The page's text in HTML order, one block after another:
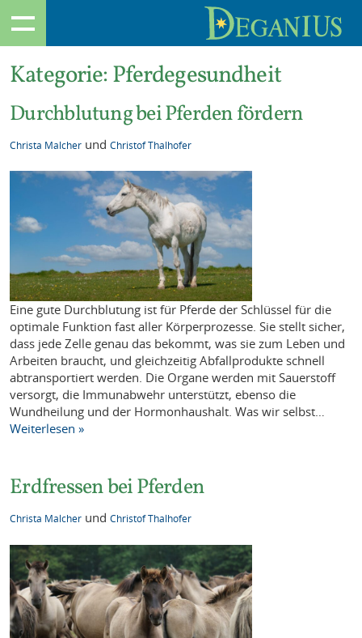
Kategorie:Pferdegesundheit
Durchblutung bei Pferden fördern
Christa Malcher undChristof Thalhofer
Eine gute Durchblutung ist für Pferde der Schlüssel für die
optimale Funktion fast aller Körperprozesse. Sie stellt sicher,
dass jede Zelle genau das bekommt, was sie zum Leben und
Arbeiten braucht, und gleichzeitig Abfallprodukte schnell
abtransportiert werden. Die Organe werden mit Sauerstoff
versorgt, die Immunabwehr unterstützt, ebenso die
Wundheilung und der Hormonhaushalt. Was wir selbst…
Weiterlesen »
Erdfressen bei Pferden
Christa Malcher undChristof Thalhofer